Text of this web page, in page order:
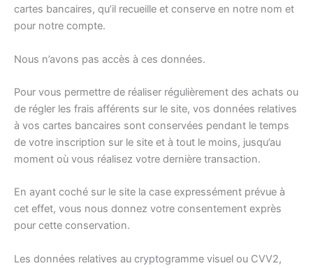
cartes bancaires, qu’il recueille et conserve en notre nom et
pour notre compte.
Nous n’avons pas accès à ces données.
Pour vous permettre de réaliser régulièrement des achats ou
de régler les frais afférents sur le site, vos données relatives
à vos cartes bancaires sont conservées pendant le temps
de votre inscription sur le site et à tout le moins, jusqu’au
moment où vous réalisez votre dernière transaction.
En ayant coché sur le site la case expressément prévue à
cet effet, vous nous donnez votre consentement exprès
pour cette conservation.
Les données relatives au cryptogramme visuel ou CVV2,